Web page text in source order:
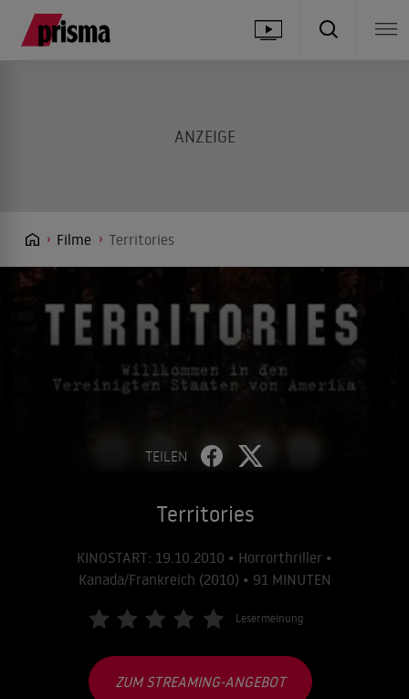
Filme Territories
TEILEN
Territories
KINOSTART: 19.10.2010 • Horrorthriller •
Kanada/Frankreich (2010) • 91 MINUTEN
Lesermeinung
ZUM STREAMING-ANGEBOT